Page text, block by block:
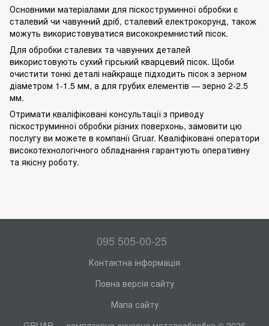
Основними матеріалами для піскоструминної обробки є
сталевий чи чавунний дріб, сталевий електрокорунд, також
можуть використовуватися висококремнистий пісок.
Для обробки сталевих та чавунних деталей
використовують сухий гірський кварцевий пісок. Щоби
очистити тонкі деталі найкраще підходить пісок з зерном
діаметром 1-1.5 мм, а для грубих елементів — зерно 2-2.5
мм.
Отримати кваліфіковані консультації з приводу
піскоструминної обробки різних поверхонь, замовити цю
послугу ви можете в компанії Gruar. Кваліфіковані оператори
високотехнологічного обладнання гарантують оперативну
та якісну роботу.
095 505-00-25
Контактна інформація
Повна версія сайту
Мапа сайту